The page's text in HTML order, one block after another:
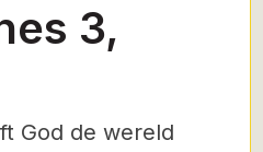
3,
God de wereld